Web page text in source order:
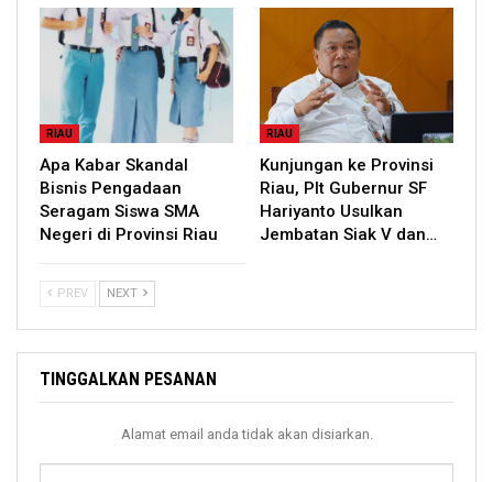
RIAU
Apa Kabar Skandal
Bisnis Pengadaan
Seragam Siswa SMA
Negeri di Provinsi Riau
RIAU
Kunjungan ke Provinsi
Riau, Plt Gubernur SF
Hariyanto Usulkan
Jembatan Siak V dan…
PREV NEXT
TINGGALKAN PESANAN
Alamat email anda tidak akan disiarkan.